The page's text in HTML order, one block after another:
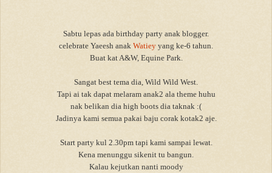
Sabtu lepas ada birthday party anak blogger.
celebrate Yaeesh anak Watiey yang ke-6 tahun.
Buat kat A&W, Equine Park.
Sangat best tema dia, Wild Wild West.
Tapi ai tak dapat melaram anak2 ala theme huhu
nak belikan dia high boots dia taknak :(
Jadinya kami semua pakai baju corak kotak2 aje.
Start party kul 2.30pm tapi kami sampai lewat.
Kena menunggu sikenit tu bangun.
Kalau kejutkan nanti moody